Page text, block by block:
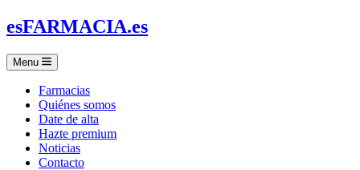
esFARMACIA.es
Menu
Farmacias
Quiénes somos
Date de alta
Hazte premium
Noticias
Contacto